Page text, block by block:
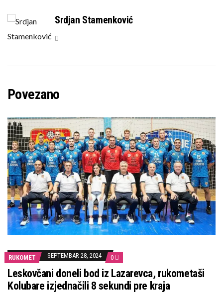
Srdjan Stamenković
Povezano
RUKOMET SEPTEMBAR 28, 2024 0
Leskovčani doneli bod iz Lazarevca, rukometaši
Kolubare izjednačili 8 sekundi pre kraja